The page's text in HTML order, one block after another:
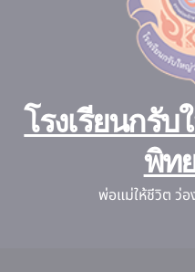
โรงเรียนกรั
พิท
พ่อแม่ให้ชีวิต ว่